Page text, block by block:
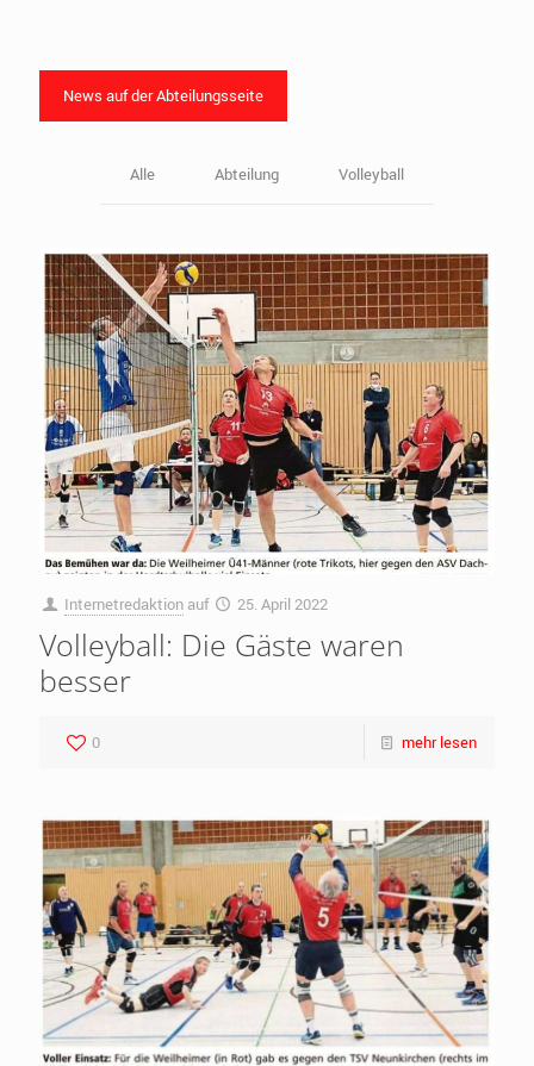
News auf der Abteilungsseite
Alle Abteilung Volleyball
Internetredaktion auf 25. April 2022
Volleyball: Die Gäste waren
besser
0 mehr lesen